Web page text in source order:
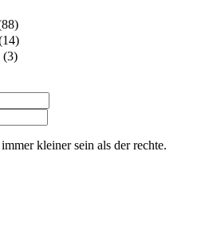
(3)
kleiner sein als der rechte.